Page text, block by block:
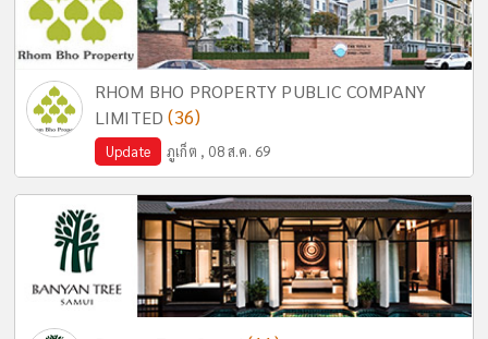
RHOM BHO PROPERTY PUBLIC COMPANY
LIMITED(36)
Update ภูเก็ต , 08 ส.ค. 69